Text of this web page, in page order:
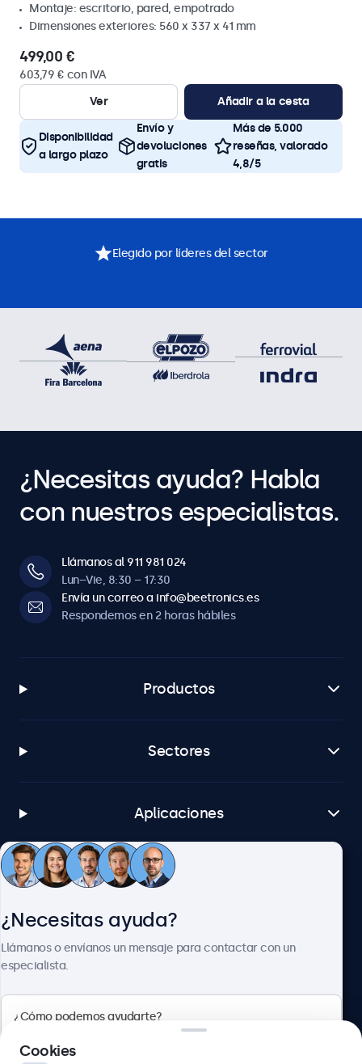
Montaje: escritorio, pared, empotrado
Dimensiones exteriores: 560 x 337 x 41 mm
499,00 €
603,79 € con IVA
Ver
Añadir a la cesta
Disponibilidad
a largo plazo
Envío y
devoluciones
gratis
Más de 5.000
reseñas, valorado
4,8/5
Elegido por líderes del sector
¿Necesitas ayuda? Habla
con nuestros especialistas.
Llámanos al 911 981 024
Lun–Vie, 8:30 – 17:30
Envía un correo a info@beetronics.es
Respondemos en 2 horas hábiles
Productos
Sectores
Aplicaciones
Atención al cliente
¿Necesitas ayuda?
Llámanos o envíanos un mensaje para contactar con un
especialista.
Cookies